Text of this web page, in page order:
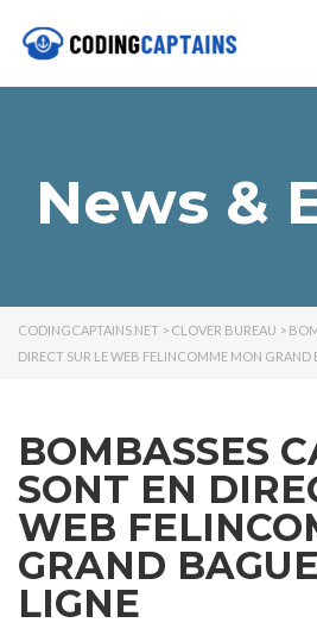
News &
CODINGCAPTAINS.NET > CLOVER BUREAU >
DIRECT SUR LE WEB FELINCOMME MON GRAND
BOMBASSES
SONT EN
WEB
GRAND
LIGNE